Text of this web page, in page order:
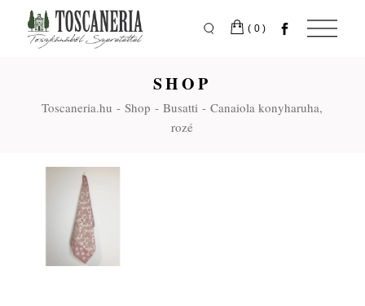
content
(0)
SHOP
Toscaneria.hu Shop Busatti
Canaiola konyharuha,
rozé